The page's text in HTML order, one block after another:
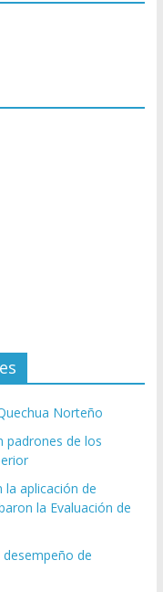
Norteño
padrones de los
la aplicación de
la Evaluación de
de